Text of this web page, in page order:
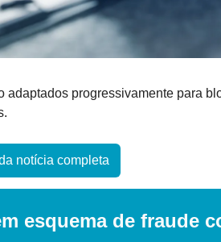
progressivamente para
notícia completa
esquema de fraude